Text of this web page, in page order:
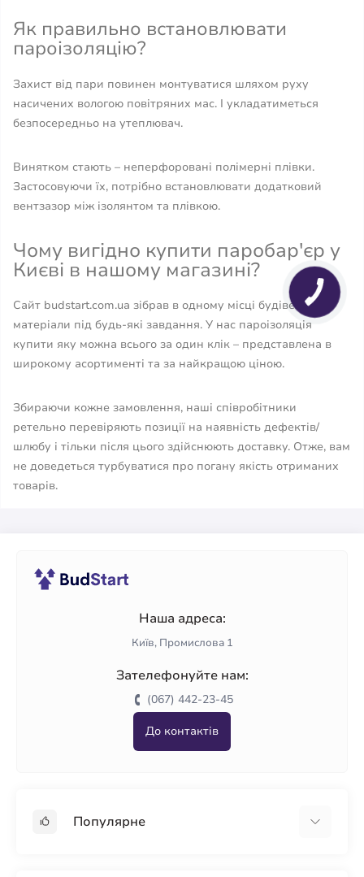
Як правильно встановлювати
пароізоляцію?
Захист від пари повинен монтуватися шляхом руху
насичених вологою повітряних мас. І укладатиметься
безпосередньо на утеплювач.
Винятком стають – неперфоровані полімерні плівки.
Застосовуючи їх, потрібно встановлювати додатковий
вентзазор між ізолянтом та плівкою.
Чому вигідно купити паробар'єр у
Києві в нашому магазині?
Сайт budstart.com.ua зібрав в одному місці будівельні
матеріали під будь-які завдання. У нас пароізоляція
купити яку можна всього за один клік – представлена ​​в
широкому асортименті та за найкращою ціною.
Збираючи кожне замовлення, наші співробітники
ретельно перевіряють позиції на наявність дефектів/
шлюбу і тільки після цього здійснюють доставку. Отже, вам
не доведеться турбуватися про погану якість отриманих
товарів.
Наша адреса:
Київ, Промислова 1
Зателефонуйте нам:
(067) 442-23-45
До контактів
Популярне